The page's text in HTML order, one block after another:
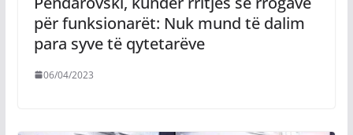
për funksionarët: Nuk mund të dalim
para syve të qytetarëve
06/04/2023